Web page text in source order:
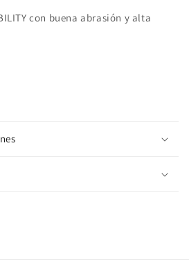
con buena abrasión y alta